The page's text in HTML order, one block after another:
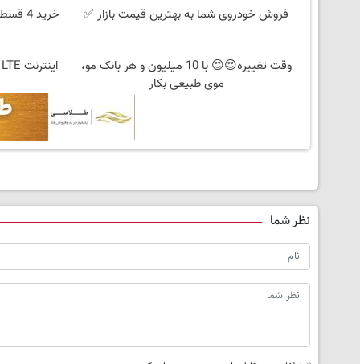
فروش خودروی شما به بهترین قیمت بازار ✅
وقت تغییره😍😍 با 10 میلیون و هر بانک مو،
موی طبیعی بکار
نظر شما